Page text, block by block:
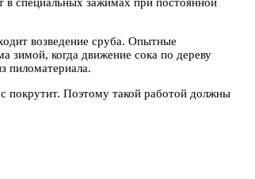
возведение сруба. Опытные
зимой, когда движение сока по дереву
пиломатериала.
покрутит. Поэтому такой работой должны